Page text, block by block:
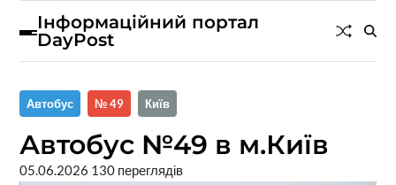
Інформаційний портал
DayPost
Автобус № 49 Київ
Автобус №49 в м.Київ
05.06.2026 130 переглядів